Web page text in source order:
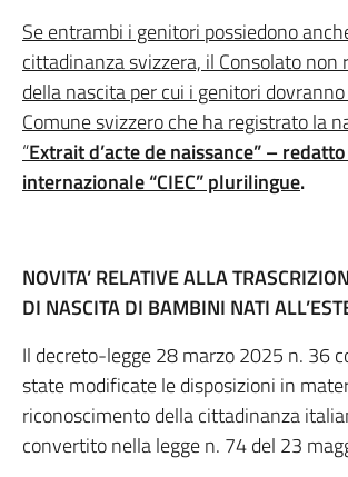
Se entrambi i genitori possiedono
cittadinanza svizzera, il Consolato non
della nascita per cui i genitori
Comune svizzero che ha registrato la
“Extrait d’acte de naissance” –
internazionale “CIEC” plurilingue.
NOVITA’ RELATIVE ALLA
DI NASCITA DI BAMBINI NATI
Il decreto-legge 28 marzo 2025 n. 36
state modificate le disposizioni in
riconoscimento della cittadinanza
convertito nella legge n. 74 del 23